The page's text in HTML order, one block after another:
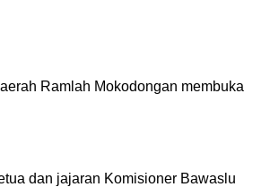
Ramlah Mokodongan membuka